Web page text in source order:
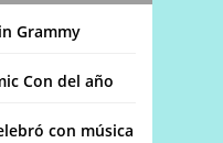
Grammy
Con del año
con música